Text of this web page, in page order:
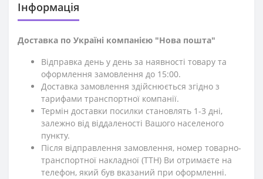
Iнформація
Доставка по Україні компанією "Нова пошта"
Відправка день у день за наявності товару та
оформлення замовлення до 15:00.
Доставка замовлення здійснюється згідно з
тарифами транспортної компанії.
Термін доставки посилки становлять 1-3 дні,
залежно від віддаленості Вашого населеного
пункту.
Після відправлення замовлення, номер товарно-
транспортної накладної (ТТН) Ви отримаєте на
телефон, який був вказаний при оформленні.